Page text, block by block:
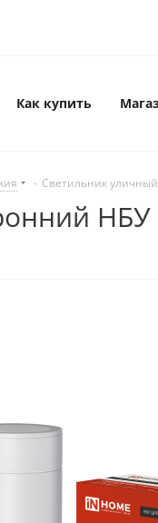
Как купить
- Светильник